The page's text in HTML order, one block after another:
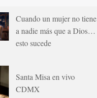
Cuando un mujer no tiene
a nadie más que a Dios…
esto sucede
Santa Misa en vivo
CDMX